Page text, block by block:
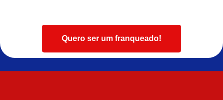
Quero ser um franqueado!